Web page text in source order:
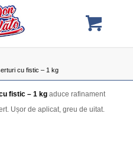
cu fistic – 1 kg
fistic – 1 kg aduce rafinament
Ușor de aplicat, greu de uitat.